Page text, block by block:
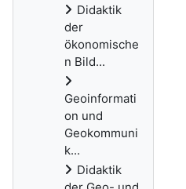
Didaktik
der
ökonomische
n Bild...
Geoinformati
on und
Geokommuni
k...
Didaktik